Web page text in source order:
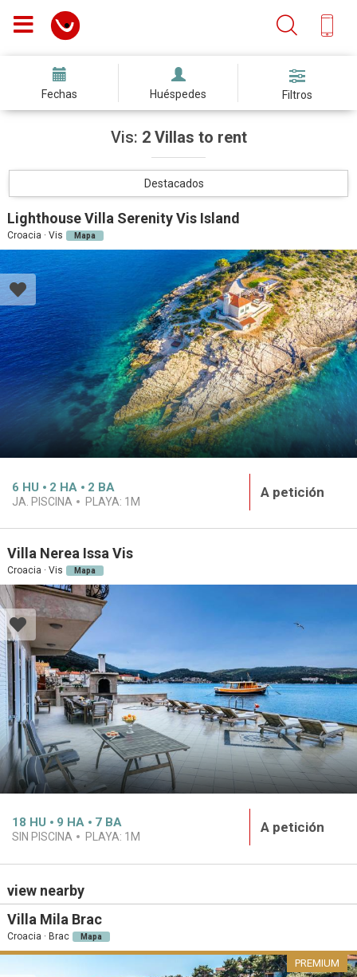
Fechas Huéspedes Filtros
Vis: 2 Villas to rent
Destacados
Lighthouse Villa Serenity Vis Island
Croacia · Vis Mapa
6 HU 2 HA 2 BA
JA. PISCINA PLAYA: 1M
A petición
Villa Nerea Issa Vis
Croacia · Vis Mapa
18 HU 9 HA 7 BA
SIN PISCINA PLAYA: 1M
A petición
view nearby
Villa Mila Brac
Croacia · Brac Mapa
PREMIUM